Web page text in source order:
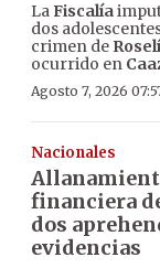
LaFiscalía
dos
crimen de
ocurrido en
Agosto 7, 2026
Nacionales
financiera
dos
evidencias